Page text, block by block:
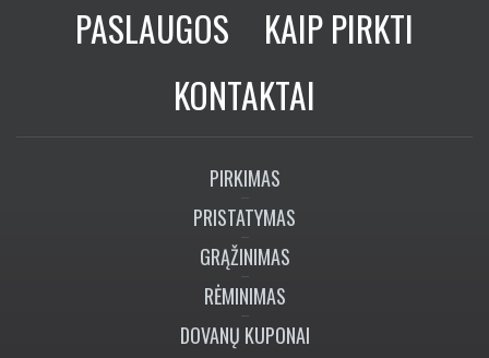
PASLAUGOS
KAIP PIRKTI
KONTAKTAI
PIRKIMAS
PRISTATYMAS
GRĄŽINIMAS
RĖMINIMAS
DOVANŲ KUPONAI